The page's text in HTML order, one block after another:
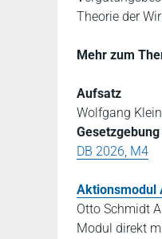
Theorie der
Mehr zum
Aufsatz
Wolfgang
DB 2026, M4
Aktionsmodul
Otto Schmidt
Modul direkt